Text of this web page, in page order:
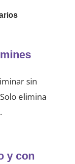
sin
elimina
y con